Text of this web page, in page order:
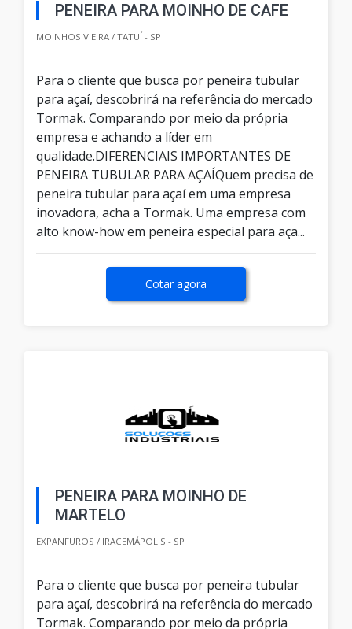
PENEIRA PARA MOINHO DE CAFE
MOINHOS VIEIRA / TATUÍ - SP
Para o cliente que busca por peneira tubular
para açaí, descobrirá na referência do mercado
Tormak. Comparando por meio da própria
empresa e achando a líder em
qualidade.DIFERENCIAIS IMPORTANTES DE
PENEIRA TUBULAR PARA AÇAÍQuem precisa de
peneira tubular para açaí em uma empresa
inovadora, acha a Tormak. Uma empresa com
alto know-how em peneira especial para aça...
Cotar agora
PENEIRA PARA MOINHO DE
MARTELO
EXPANFUROS / IRACEMÁPOLIS - SP
Para o cliente que busca por peneira tubular
para açaí, descobrirá na referência do mercado
Tormak. Comparando por meio da própria